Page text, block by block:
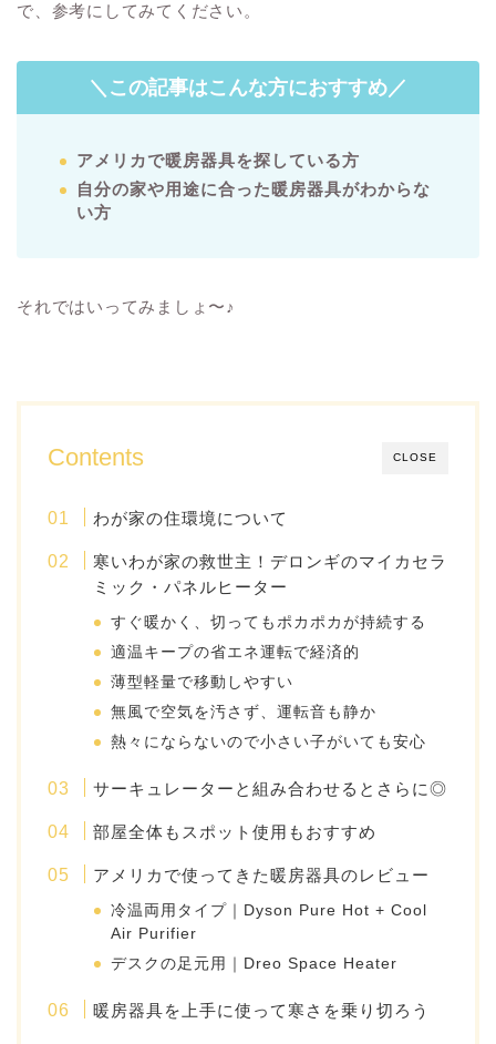
で、参考にしてみてください。
＼この記事はこんな方におすすめ／
アメリカで暖房器具を探している方
自分の家や用途に合った暖房器具がわからな
い方
それではいってみましょ〜♪
CLOSE
Contents
わが家の住環境について
寒いわが家の救世主！デロンギのマイカセラ
ミック・パネルヒーター
すぐ暖かく、切ってもポカポカが持続する
適温キープの省エネ運転で経済的
薄型軽量で移動しやすい
無風で空気を汚さず、運転音も静か
熱々にならないので小さい子がいても安心
サーキュレーターと組み合わせるとさらに◎
部屋全体もスポット使用もおすすめ
アメリカで使ってきた暖房器具のレビュー
冷温両用タイプ｜Dyson Pure Hot + Cool
Air Purifier
デスクの足元用｜Dreo Space Heater
暖房器具を上手に使って寒さを乗り切ろう